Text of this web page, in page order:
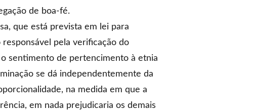
de boa-fé.
que está prevista em lei para
pela verificação do
sentimento de pertencimento à etnia
se dá independentemente da
na medida em que a
em nada prejudicaria os demais